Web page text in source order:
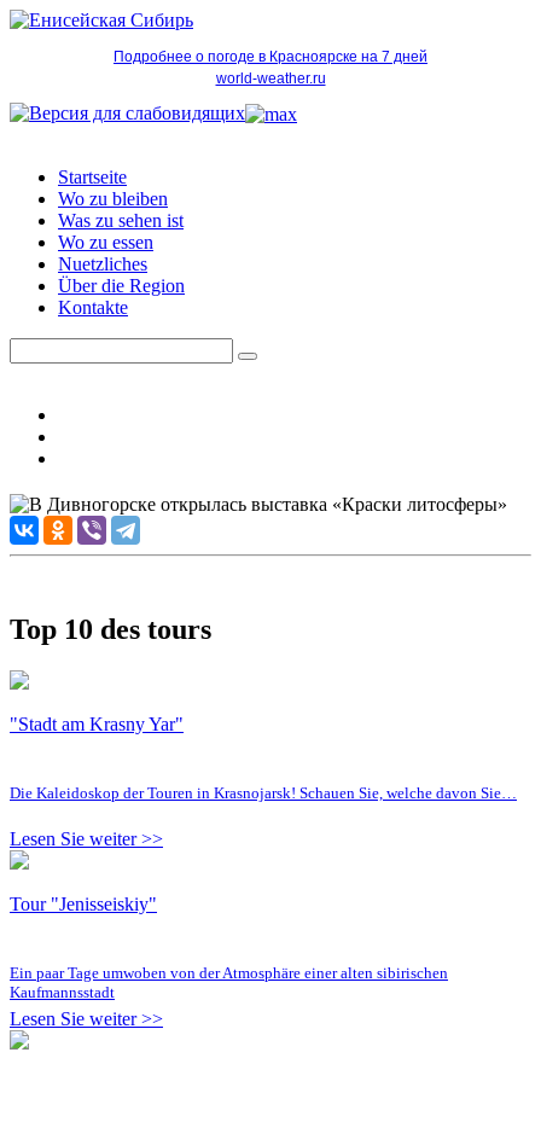
Подробнее о погоде в Красноярске на 7 дней
world-weather.ru
Startseite
Wo zu bleiben
Was zu sehen ist
Wo zu essen
Nuetzliches
Über die Region
Kontakte
Top 10 des tours
"Stadt am Krasny Yar"
Die Kaleidoskop der Touren in Krasnojarsk! Schauen Sie, welche davon Sie…
Lesen Sie weiter >>
Tour "Jenisseiskiy"
Ein paar Tage umwoben von der Atmosphäre einer alten sibirischen
Kaufmannsstadt
Lesen Sie weiter >>